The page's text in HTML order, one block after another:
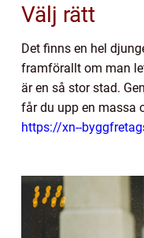
Välj rätt
Det finns en hel
framförallt om man
är en så stor stad.
får du upp en massa
https://xn--